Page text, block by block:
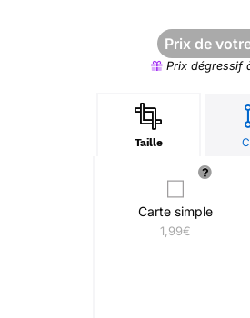
Prix de
Prix dégressif
Taille
Carte simple
1,99€